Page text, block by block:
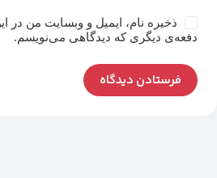
ذخیره نام، ایمیل و وبسایت من در
دفعه‌ی دیگری که دیدگاهی می‌نویسم.
فرستادن دیدگاه